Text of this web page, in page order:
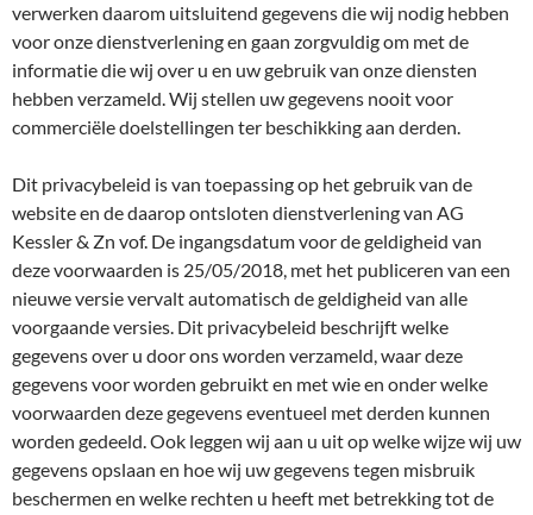
verwerken daarom uitsluitend gegevens die wij nodig hebben
voor onze dienstverlening en gaan zorgvuldig om met de
informatie die wij over u en uw gebruik van onze diensten
hebben verzameld. Wij stellen uw gegevens nooit voor
commerciële doelstellingen ter beschikking aan derden.
Dit privacybeleid is van toepassing op het gebruik van de
website en de daarop ontsloten dienstverlening van AG
Kessler & Zn vof. De ingangsdatum voor de geldigheid van
deze voorwaarden is 25/05/2018, met het publiceren van een
nieuwe versie vervalt automatisch de geldigheid van alle
voorgaande versies. Dit privacybeleid beschrijft welke
gegevens over u door ons worden verzameld, waar deze
gegevens voor worden gebruikt en met wie en onder welke
voorwaarden deze gegevens eventueel met derden kunnen
worden gedeeld. Ook leggen wij aan u uit op welke wijze wij uw
gegevens opslaan en hoe wij uw gegevens tegen misbruik
beschermen en welke rechten u heeft met betrekking tot de